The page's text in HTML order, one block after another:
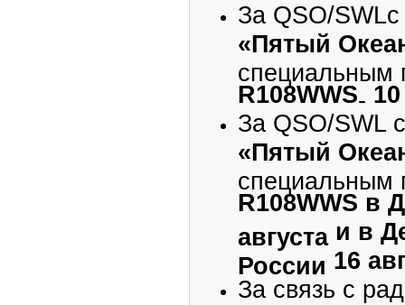
За QSO/
«Пятый
специальным
R108WWS-
За QSO/SWL
«Пятый
специальным
R108WWS в
августа и в
России 16
За связь с